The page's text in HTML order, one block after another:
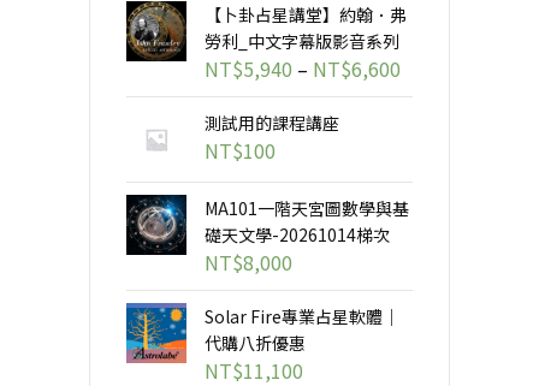
【卜卦占星講堂】約翰．弗
勞利_中文字幕版影音系列
NT$5,940 – NT$6,600
格
NT$5,940
到
測試用的課程講座
NT$100
MA101一階天宮圖數學與基
礎天文學-20261014梯次
NT$8,000
Solar Fire專業占星軟體｜
代購八折優惠
NT$11,100